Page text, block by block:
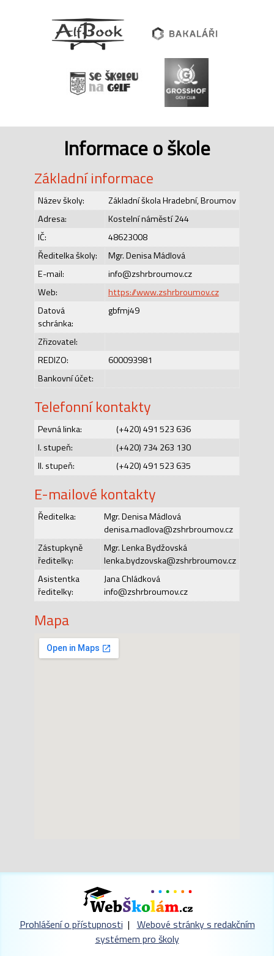
Informace o škole
Základní informace
Název školy:
Základní škola Hradební, Broumov
Adresa:
Kostelní náměstí 244
IČ:
48623008
Ředitelka školy:
Mgr. Denisa Mádlová
E-mail:
info@zshrbroumov.cz
Web:
https://www.zshrbroumov.cz
Datová
schránka:
gbfmj49
Zřizovatel:
REDIZO:
600093981
Bankovní účet:
Telefonní kontakty
Pevná linka:
(+420) 491 523 636
I. stupeň:
(+420) 734 263 130
II. stupeň:
(+420) 491 523 635
E-mailové kontakty
Ředitelka:
Mgr. Denisa Mádlová
denisa.madlova@zshrbroumov.cz
Zástupkyně
ředitelky:
Mgr. Lenka Bydžovská
lenka.bydzovska@zshrbroumov.cz
Asistentka
ředitelky:
Jana Chládková
info@zshrbroumov.cz
Mapa
Prohlášení o přístupnosti | Webové stránky s redakčním
systémem pro školy